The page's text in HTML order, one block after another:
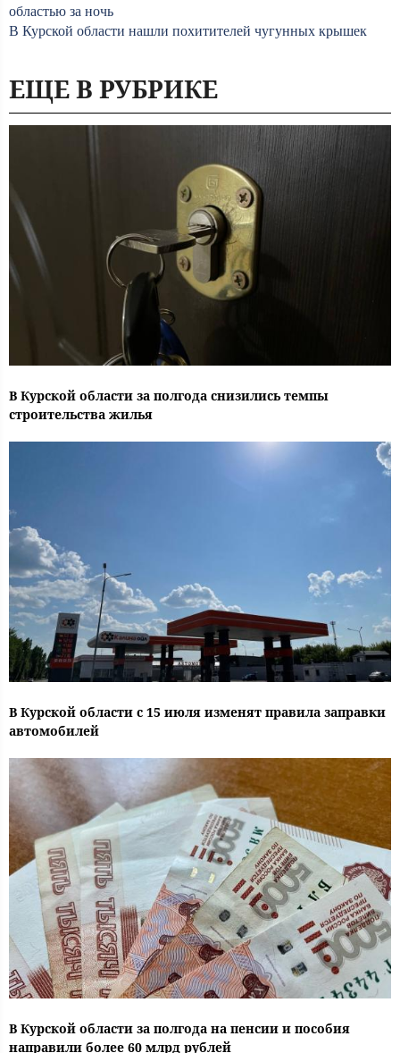
областью за ночь
В Курской области нашли похитителей чугунных крышек
ЕЩЕ В РУБРИКЕ
В Курской области за полгода снизились темпы
строительства жилья
В Курской области с 15 июля изменят правила заправки
автомобилей
В Курской области за полгода на пенсии и пособия
направили более 60 млрд рублей